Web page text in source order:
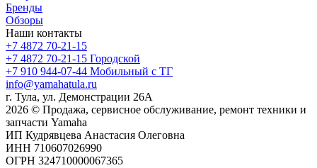
Бренды
Обзоры
Наши контакты
+7 4872 70-21-15
+7 4872 70-21-15 Городской
+7 910 944-07-44 Мобильный с ТГ
info@yamahatula.ru
г. Тула, ул. Демонстрации 26А
2026 © Продажа, сервисное обслуживание, ремонт техники и
запчасти Yamaha
ИП Кудрявцева Анастасия Олеговна
ИНН 710607026990
ОГРН 324710000067365